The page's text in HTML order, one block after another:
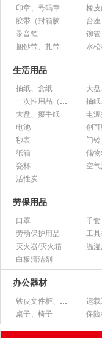
印章、号码章
橡
胶带（封箱胶、透明胶、美纹胶、双面胶等）
台
录音笔
铆管
捆钞带、扎带
水松
生活用品
抽纸、盒纸
大
一次性用品（纸杯、胶杯、叉子、碟子等）
抽
大盘、擦手纸
电
电池
创
秒表
门铃
纸箱
储物
瓷杯
空气
活性炭
劳保用品
口罩
手套
劳动保护用品
工具
灭火器/灭火箱
温
白板清洁剂
办公器材
铁皮文件柜、货架
桌子、椅子
保